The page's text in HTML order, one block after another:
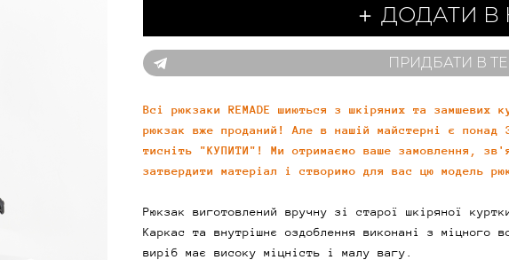
＋ ДОДАТИ
ПРИДБАТИ В
Всі рюкзаки REMADE шиються з шкіряних та замшевих
рюкзак вже проданий! Але в нашій майстерні є понад
тисніть "КУПИТИ"! Ми отримаємо ваше замовлення,
затвердити матеріал і створимо для вас цю модель
Рюкзак виготовлений вручну зі старої шкіряної
Каркас та внутрішнє оздоблення виконані з міцного
виріб має високу міцність і малу вагу.